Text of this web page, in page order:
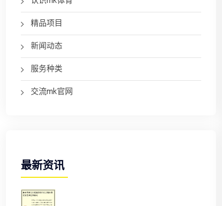
精品项目
新闻动态
服务种类
交流mk官网
最新资讯